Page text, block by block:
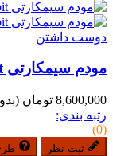
دوست داشتن
مودم سیمکارتی neterbit مدل m920
8,600,000 تومان
رتبه بندی:
(0)
ثبت نظر